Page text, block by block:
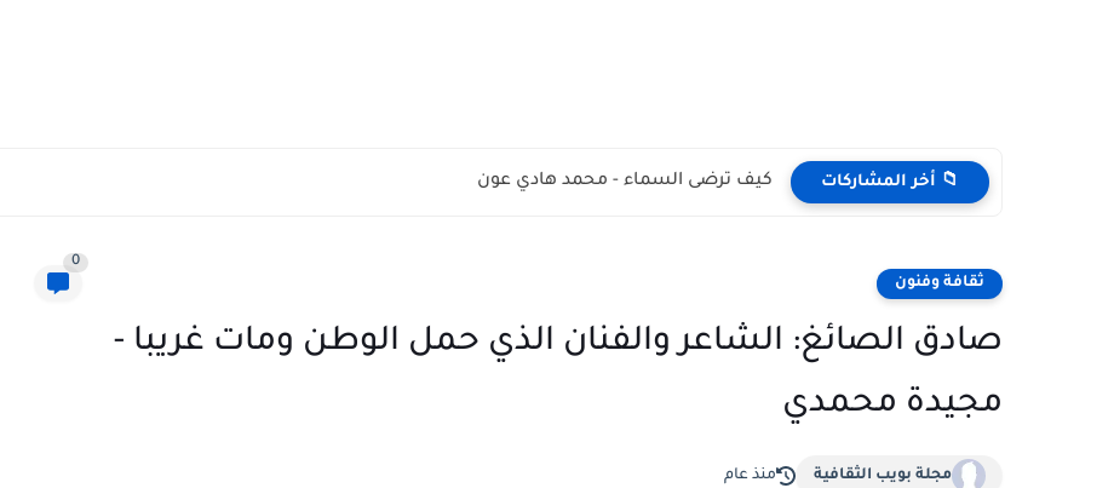
📁 أخر المشاركات كيف ترضى السماء - محمد هادي عون
ثقافة وفنون
0
صادق الصائغ: الشاعر والفنان الذي حمل الوطن ومات غريبا -
مجيدة محمدي
مجلة بويب الثقافية منذ عام